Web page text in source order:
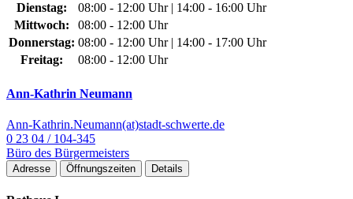
Dienstag:
08:00 - 12:00 Uhr | 14:00 - 16:00 Uhr
Mittwoch:
08:00 - 12:00 Uhr
Donnerstag: 08:00 - 12:00 Uhr | 14:00 - 17:00 Uhr
Freitag:
08:00 - 12:00 Uhr
Ann-Kathrin Neumann
Ann-Kathrin.Neumann(at)stadt-schwerte.de
0 23 04 / 104-345
Büro des Bürgermeisters
Adresse Öffnungszeiten Details